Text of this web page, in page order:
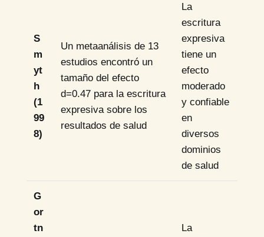
S
m
yt
h
(1
99
8)
Un metaanálisis de 13
estudios encontró un
tamaño del efecto
d=0.47 para la escritura
expresiva sobre los
resultados de salud
La
escritura
expresiva
tiene un
efecto
moderado
y confiable
en
diversos
dominios
de salud
G
or
tn
La